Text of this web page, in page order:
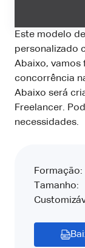
Este modelo
personalizado
Abaixo, vamos
concorrência
Abaixo será
Freelancer.
necessidades.
Formação:
Tamanho: